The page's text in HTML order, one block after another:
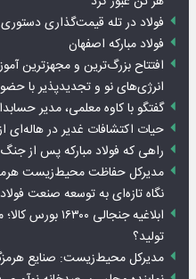
فولاد در تله قیمت‌گذاری دستوری
فولاد مبارکه اصفهان
افتتاح بزرگ‌ترین و مجهزترین
انرژی‌های نو و تجدیدپذیر با
گفتگو با کاوه معلمی، مدیر
حیات اکتشافات غدیر در هاله‌ای
راهی که فولاد مبارکه پس از
مدیرکل حفاظت محیط‌زیست
نگاه تازه‌ای به توسعه صنعت
ابلاغیه
تولید؟
مدیرکل محیط‌زیست: صنایع